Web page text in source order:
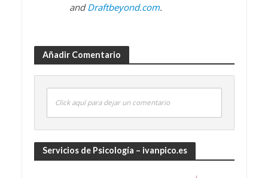
andDraftbeyond.com.
Añadir Comentario
Click aquí para dejar un comentario
Servicios de Psicología – ivanpico.es